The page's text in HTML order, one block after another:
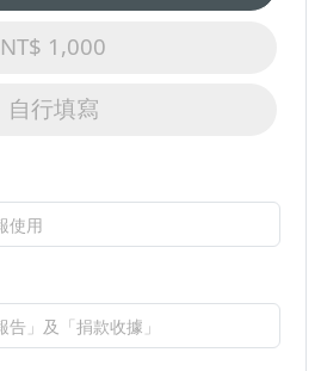
NT$ 1,000
自行填寫